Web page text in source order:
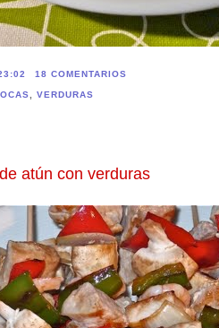
18 COMENTARIOS
,VERDURAS
atún con verduras